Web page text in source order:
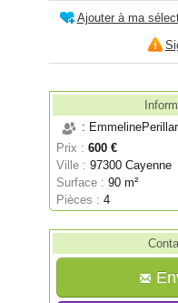
Ajouter à ma
:
Prix : 600 €
Ville :97300 Cayenne
Surface : 90 m²
Pièces : 4